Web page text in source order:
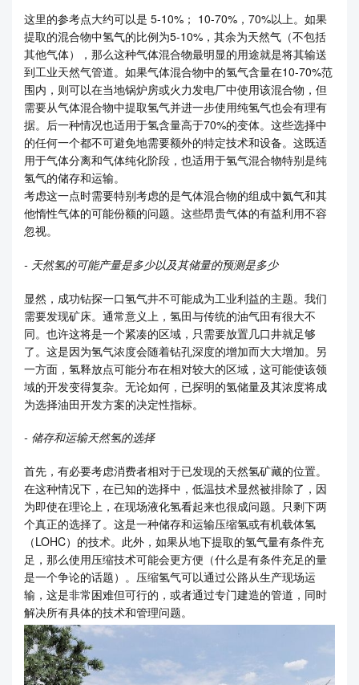
这里的参考点大约可以是 5-10%； 10-70%，70%以上。如果
提取的混合物中氢气的比例为5-10%，其余为天然气（不包括
其他气体），那么这种气体混合物最明显的用途就是将其输送
到工业天然气管道。如果气体混合物中的氢气含量在10-70%范
围内，则可以在当地锅炉房或火力发电厂中使用该混合物，但
需要从气体混合物中提取氢气并进一步使用纯氢气也会有理有
据。后一种情况也适用于氢含量高于70%的变体。这些选择中
的任何一个都不可避免地需要额外的特定技术和设备。这既适
用于气体分离和气体纯化阶段，也适用于氢气混合物特别是纯
氢气的储存和运输。
考虑这一点时需要特别考虑的是气体混合物的组成中氦气和其
他惰性气体的可能份额的问题。这些昂贵气体的有益利用不容
忽视。
- 天然氢的可能产量是多少以及其储量的预测是多少
显然，成功钻探一口氢气井不可能成为工业利益的主题。我们
需要发现矿​​床。通常意义上，氢田与传统的油气田有很大不
同。也许这将是一个紧凑的区域，只需要放置几口井就足够
了。这是因为氢气浓度会随着钻孔深度的增加而大大增加。另
一方面，氢释放点可能分布在相对较大的区域，这可能使该领
域的开发变得复杂。无论如何，已探明的氢储量及其浓度将成
为选择油田开发方案的决定性指标。
- 储存和运输天然氢的选择
首先，有必要考虑消费者相对于已发现的天然氢矿藏的位置。
在这种情况下，在已知的选择中，低温技术显然被排除了，因
为即使在理论上，在现场液化氢看起来也很成问题。只剩下两
个真正的选择了。这是一种储存和运输压缩氢或有机载体氢
（LOHC）的技术。此外，如果从地下提取的氢气量有条件充
足，那么使用压缩技术可能会更方便（什么是有条件充足的量
是一个争论的话题）。压缩氢气可以通过公路从生产现场运
输，这是非常困难但可行的，或者通过专门建造的管道，同时
解决所有具体的技术和管理问题。